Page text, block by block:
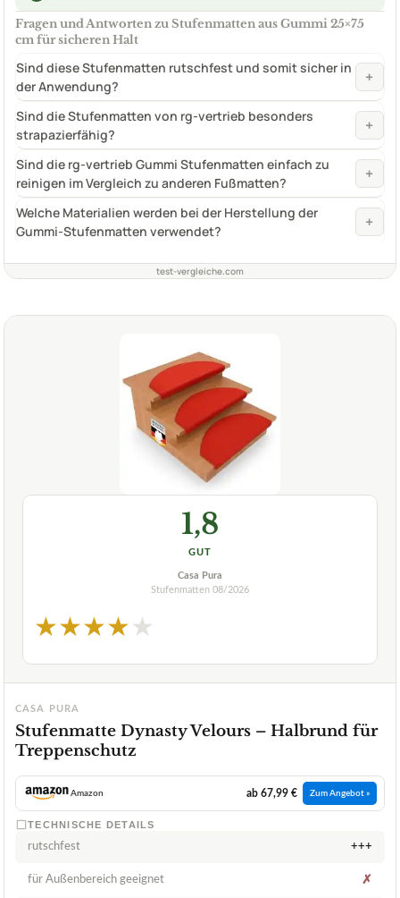
Fragen und Antworten zu Stufenmatten aus Gummi 25×75
cm für sicheren Halt
Sind diese Stufenmatten rutschfest und somit sicher in
der Anwendung?
+
Sind die Stufenmatten von rg-vertrieb besonders
strapazierfähig?
+
Sind die rg-vertrieb Gummi Stufenmatten einfach zu
reinigen im Vergleich zu anderen Fußmatten?
+
Welche Materialien werden bei der Herstellung der
Gummi-Stufenmatten verwendet?
+
test-vergleiche.com
1,8
GUT
Casa Pura
Stufenmatten 08/2026
★★★★★
CASA PURA
Stufenmatte Dynasty Velours – Halbrund für
Treppenschutz
Amazon ab 67,99 € Zum Angebot »
TECHNISCHE DETAILS
rutschfest +++
für Außenbereich geeignet ✗